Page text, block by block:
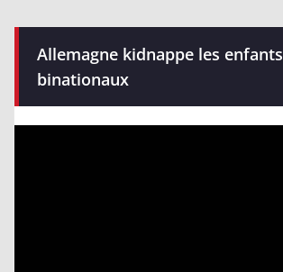
Allemagne kidnappe les enfants
binationaux